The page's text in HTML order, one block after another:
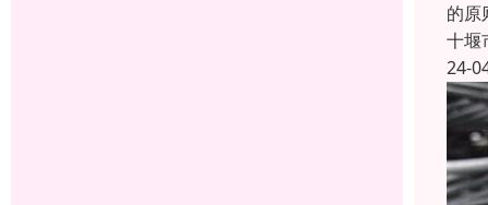
的原
十堰
24-